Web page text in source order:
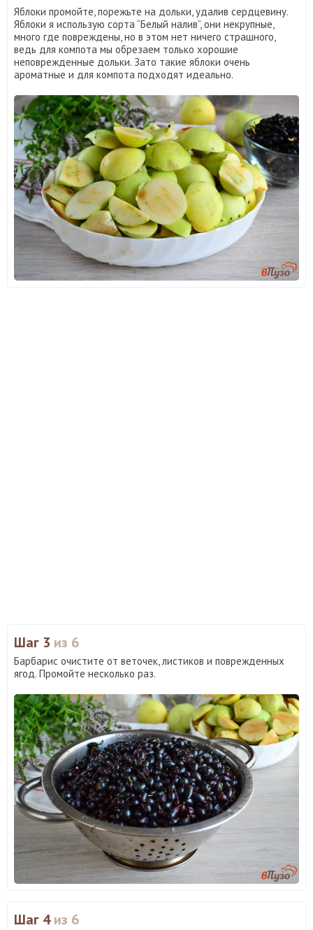
Яблоки промойте, порежьте на дольки, удалив сердцевину.
Яблоки я использую сорта “Белый налив”, они некрупные,
много где повреждены, но в этом нет ничего страшного,
ведь для компота мы обрезаем только хорошие
неповрежденные дольки. Зато такие яблоки очень
ароматные и для компота подходят идеально.
Шаг 3 из 6
Барбарис очистите от веточек, листиков и поврежденных
ягод. Промойте несколько раз.
Шаг 4из 6